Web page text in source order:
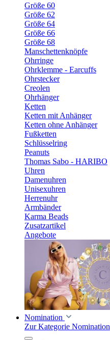
Größe 60
Größe 62
Größe 64
Größe 66
Größe 68
Manschettenknöpfe
Ohrringe
Ohrklemme - Earcuffs
Ohrstecker
Creolen
Ohrhänger
Ketten
Ketten mit Anhänger
Ketten ohne Anhänger
Fußketten
Schlüsselring
Peanuts
Thomas Sabo - HARIBO
Uhren
Damenuhren
Unisexuhren
Herrenuhr
Armbänder
Karma Beads
Zusatzartikel
Angebote
Nomination
Zur Kategorie Nomination